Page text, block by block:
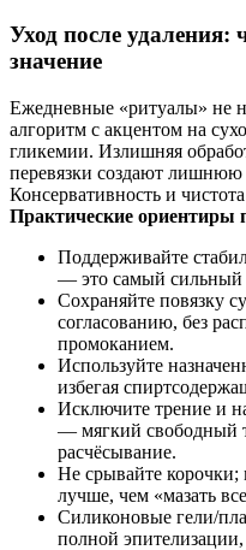
Уход после удаления:
значение
Ежедневные «ритуалы»
алгоритм с акцентом на
гликемии. Излишняя
перевязки создают лишнюю
Консервативность и
Практические ориентиры
Поддерживайте
— это самый сильный
Сохраняйте повязку
согласованию, без
промоканием.
Используйте
избегая
Исключите трение и
— мягкий свободный
расчёсывание.
Не срывайте корочки;
лучше, чем «мазать
Силиконовые гели/
полной